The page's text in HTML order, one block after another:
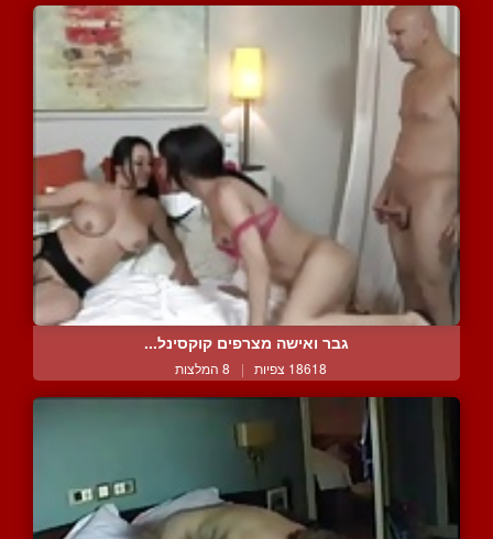
גבר ואישה מצרפים קוקסינל...
18618 צפיות | 8 המלצות